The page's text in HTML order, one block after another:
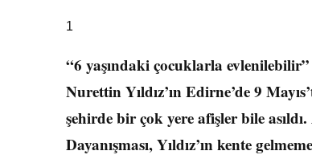
1
“6 yaşındaki çocuklarla
Nurettin Yıldız’ın Edirne’de 9
şehirde bir çok yere afişler bile
Dayanışması, Yıldız’ın kente